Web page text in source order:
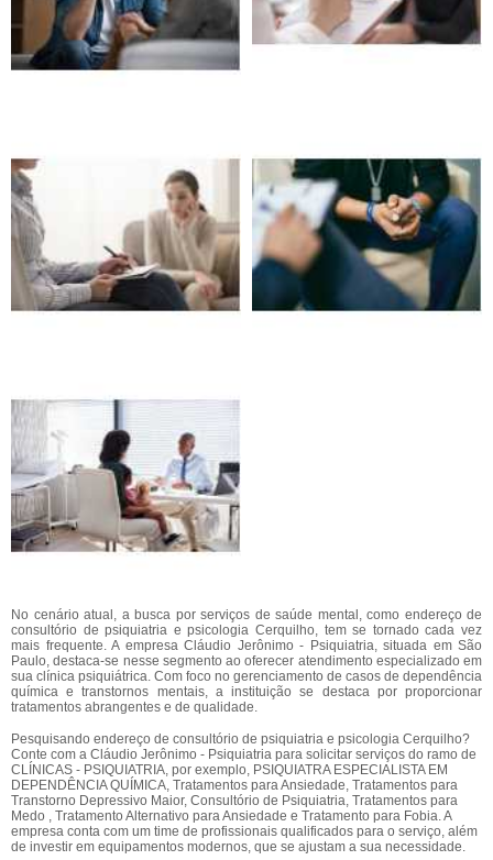
No cenário atual, a busca por serviços de saúde mental, como endereço de
consultório de psiquiatria e psicologia Cerquilho, tem se tornado cada vez
mais frequente. A empresa Cláudio Jerônimo - Psiquiatria, situada em São
Paulo, destaca-se nesse segmento ao oferecer atendimento especializado em
sua clínica psiquiátrica. Com foco no gerenciamento de casos de dependência
química e transtornos mentais, a instituição se destaca por proporcionar
tratamentos abrangentes e de qualidade.
Pesquisando endereço de consultório de psiquiatria e psicologia Cerquilho?
Conte com a Cláudio Jerônimo - Psiquiatria para solicitar serviços do ramo de
CLÍNICAS - PSIQUIATRIA, por exemplo, PSIQUIATRA ESPECIALISTA EM
DEPENDÊNCIA QUÍMICA, Tratamentos para Ansiedade, Tratamentos para
Transtorno Depressivo Maior, Consultório de Psiquiatria, Tratamentos para
Medo , Tratamento Alternativo para Ansiedade e Tratamento para Fobia. A
empresa conta com um time de profissionais qualificados para o serviço, além
de investir em equipamentos modernos, que se ajustam a sua necessidade.